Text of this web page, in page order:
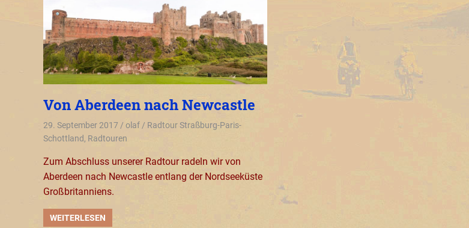
Von Aberdeen nach Newcastle
29. September 2017 olaf
Radtour Straßburg-Paris-
Schottland, Radtouren
Zum Abschluss unserer Radtour radeln wir von
Aberdeen nach Newcastle entlang der Nordseeküste
Großbritanniens.
WEITERLESEN